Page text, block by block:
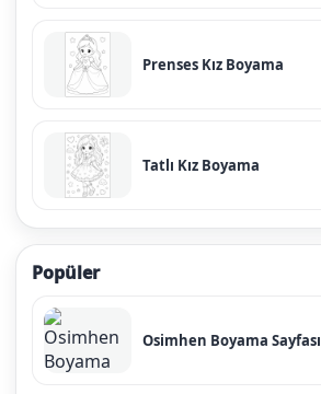
Prenses Kız Boyama
Tatlı Kız Boyama
Popüler
Osimhen Boyama Sayfası